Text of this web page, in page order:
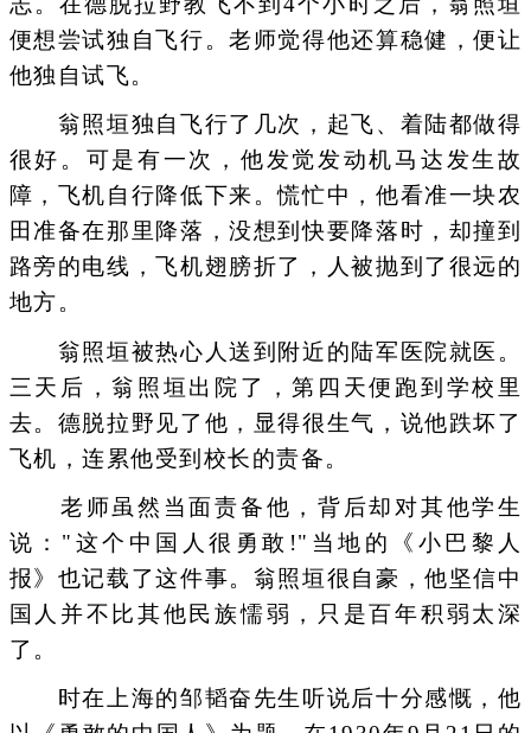
便想尝试独自飞行。老师觉得他还算稳健，便让
他独自试飞。
翁照垣独自飞行了几次，起飞、着陆都做得
很好。可是有一次，他发觉发动机马达发生故
障，飞机自行降低下来。慌忙中，他看准一块农
田准备在那里降落，没想到快要降落时，却撞到
路旁的电线，飞机翅膀折了，人被抛到了很远的
地方。
翁照垣被热心人送到附近的陆军医院就医。
三天后，翁照垣出院了，第四天便跑到学校里
去。德脱拉野见了他，显得很生气，说他跌坏了
飞机，连累他受到校长的责备。
老师虽然当面责备他，背后却对其他学生
说："这个中国人很勇敢!"当地的《小巴黎人
报》也记载了这件事。翁照垣很自豪，他坚信中
国人并不比其他民族懦弱，只是百年积弱太深
了。
时在上海的邹韬奋先生听说后十分感慨，他